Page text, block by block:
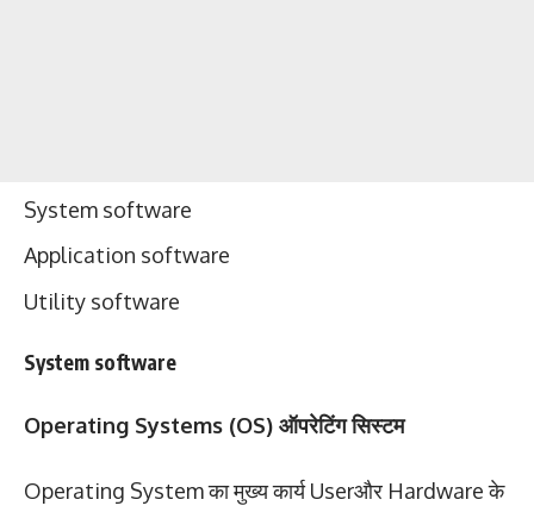
System software
Application software
Utility software
System software
Operating Systems (OS) ऑपरेटिंग सिस्टम
Operating System का मुख्य कार्य Userऔर Hardware के